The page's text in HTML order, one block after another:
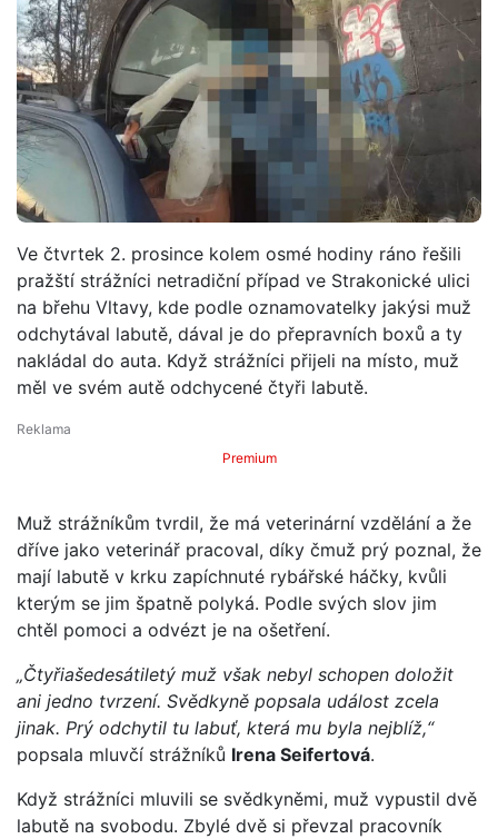
Ve čtvrtek 2. prosince kolem osmé hodiny ráno řešili
pražští strážníci netradiční případ ve Strakonické ulici
na břehu Vltavy, kde podle oznamovatelky jakýsi muž
odchytával labutě, dával je do přepravních boxů a ty
nakládal do auta. Když strážníci přijeli na místo, muž
měl ve svém autě odchycené čtyři labutě.
Premium
Muž strážníkům tvrdil, že má veterinární vzdělání a že
dříve jako veterinář pracoval, díky čmuž prý poznal, že
mají labutě v krku zapíchnuté rybářské háčky, kvůli
kterým se jim špatně polyká. Podle svých slov jim
chtěl pomoci a odvézt je na ošetření.
„Čtyřiašedesátiletý muž však nebyl schopen doložit
ani jedno tvrzení. Svědkyně popsala událost zcela
jinak. Prý odchytil tu labuť, která mu byla nejblíž,“
popsala mluvčí strážníků Irena Seifertová.
Když strážníci mluvili se svědkyněmi, muž vypustil dvě
labutě na svobodu. Zbylé dvě si převzal pracovník